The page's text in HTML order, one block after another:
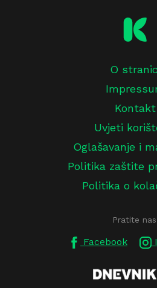
O
Kontakt
Uvjeti
Oglašavanje i
Politika zaštite
Politika o
Pratite
Facebook